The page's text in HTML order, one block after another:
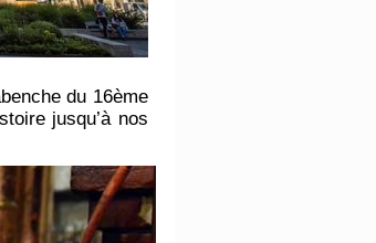
du 16ème
jusqu’à nos